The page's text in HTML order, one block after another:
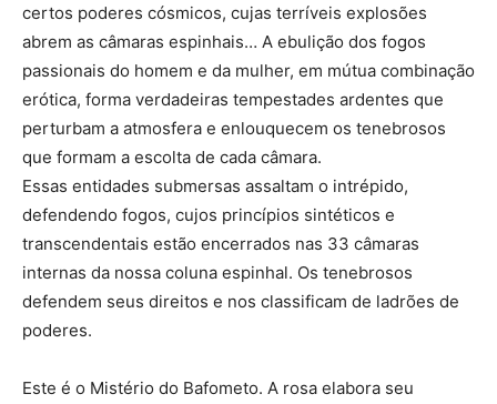
certos poderes cósmicos, cujas terríveis explosões
abrem as câmaras espinhais… A ebulição dos fogos
passionais do homem e da mulher, em mútua combinação
erótica, forma verdadeiras tempestades ardentes que
perturbam a atmosfera e enlouquecem os tenebrosos
que formam a escolta de cada câmara.
Essas entidades submersas assaltam o intrépido,
defendendo fogos, cujos princípios sintéticos e
transcendentais estão encerrados nas 33 câmaras
internas da nossa coluna espinhal. Os tenebrosos
defendem seus direitos e nos classificam de ladrões de
poderes.
Este é o Mistério do Bafometo. A rosa elabora seu